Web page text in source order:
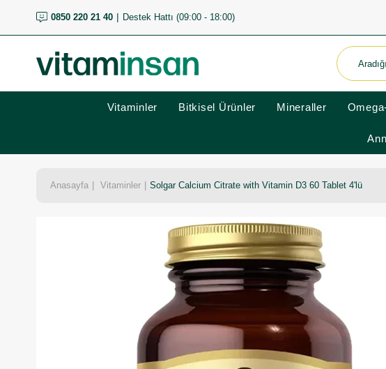
0850 220 21 40 Destek Hattı (09:00 - 18:00)
Vitaminler Bitkisel Ürünler Mineraller
Anasayfa Vitaminler Solgar Calcium Citrate with Vitamin D3 60 Tablet 4'lü